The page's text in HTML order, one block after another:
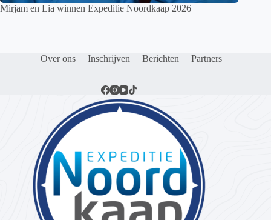
Mirjam en Lia winnen Expeditie Noordkaap 2026
Over ons Inschrijven Berichten Partners